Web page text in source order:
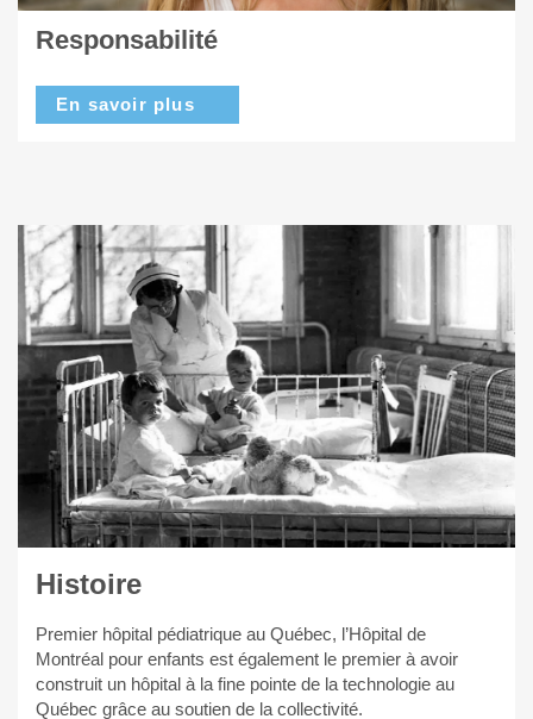
Responsabilité
En savoir plus
Histoire
Premier hôpital pédiatrique au Québec, l’Hôpital de
Montréal pour enfants est également le premier à avoir
construit un hôpital à la fine pointe de la technologie au
Québec grâce au soutien de la collectivité.